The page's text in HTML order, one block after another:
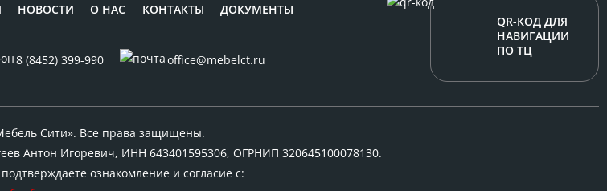
НОВОСТИ О НАС КОНТАКТЫ ДОКУМЕНТЫ
8 (8452) 399-990 office@mebelct.ru
QR-КОД ДЛЯ
НАВИГАЦИИ
ПО ТЦ
Сити». Все права защищены.
Антон Игоревич, ИНН 643401595306, ОГРНИП 320645100078130.
ознакомление и согласие с: